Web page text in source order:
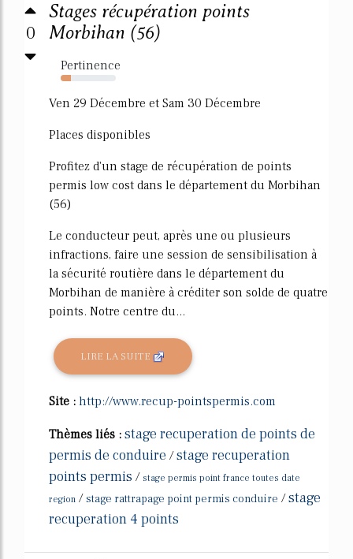
0
Stages récupération points
Morbihan (56)
Pertinence
18%
Ven 29 Décembre et Sam 30 Décembre
Places disponibles
Profitez d'un stage de récupération de points
permis low cost dans le département du Morbihan
(56)
Le conducteur peut, après une ou plusieurs
infractions, faire une session de sensibilisation à
la sécurité routière dans le département du
Morbihan de manière à créditer son solde de quatre
points. Notre centre du...
LIRE LA SUITE
Site : http://www.recup-pointspermis.com
Thèmes liés : stage recuperation de points de
permis de conduire /stage recuperation
points permis / stage permis point france toutes date
region /stage rattrapage point permis conduire /stage
recuperation 4 points